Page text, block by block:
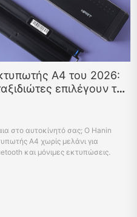
A4 του 2026:
επιλέγουν το
στο αυτοκίνητό σας; Ο Hanin
A4 χωρίς μελάνι για
και μόνιμες εκτυπώσεις.